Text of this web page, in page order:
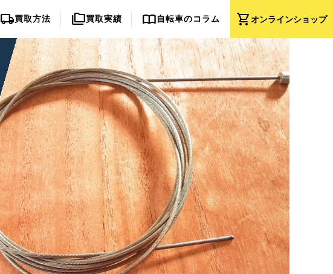
shopping_cartオンラインショップ
local_shipping買取方法 folder_copy買取実績 import_contacts自転車のコラム